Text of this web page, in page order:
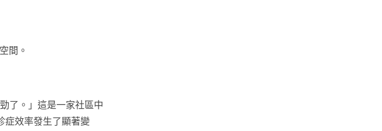
間。
了。」這是一家社區中
症效率發生了顯著變